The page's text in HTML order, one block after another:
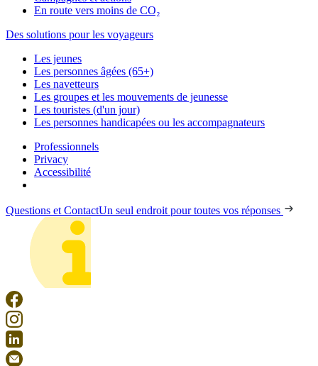
En route vers moins de CO₂
Des solutions pour les voyageurs
Les jeunes
Les personnes âgées (65+)
Les navetteurs
Les groupes et les mouvements de jeunesse
Les touristes (d'un jour)
Les personnes handicapées ou les accompagnateurs
Professionnels
Privacy
Accessibilité
Questions et ContactUn seul endroit pour toutes vos réponses